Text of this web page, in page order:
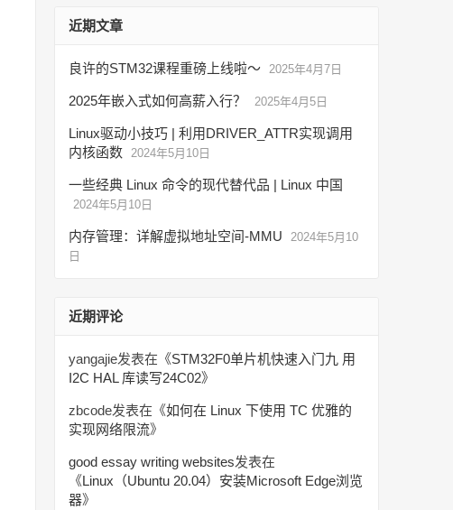
近期文章
良许的STM32课程重磅上线啦～ 2025年4月7日
2025年嵌入式如何高薪入行？ 2025年4月5日
Linux驱动小技巧 | 利用DRIVER_ATTR实现调用
内核函数 2024年5月10日
一些经典 Linux 命令的现代替代品 | Linux 中国
2024年5月10日
内存管理：详解虚拟地址空间-MMU
2024年5月10
日
近期评论
yangajie发表在《STM32F0单片机快速入门九 用
I2C HAL 库读写24C02》
zbcode发表在《如何在 Linux 下使用 TC 优雅的
实现网络限流》
good essay writing websites发表在
《Linux（Ubuntu 20.04）安装Microsoft Edge浏览
器》